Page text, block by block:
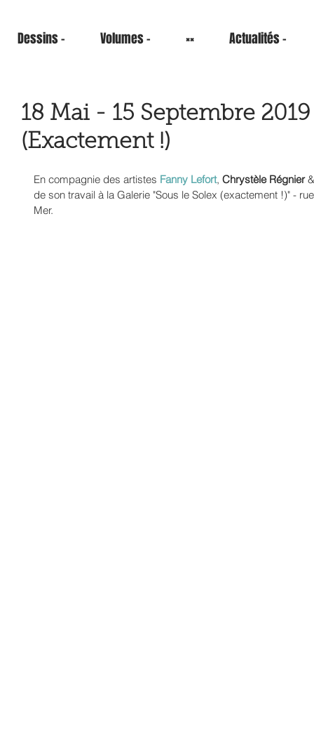
Dessins - Volumes - ×× Actualités -
18 Mai - 15 Septembre
(Exactement !)
En compagnie des artistes Fanny Lefort, Chrystèle Régnier
de son travail à la Galerie "Sous le Solex (exactement !)" -
Mer.